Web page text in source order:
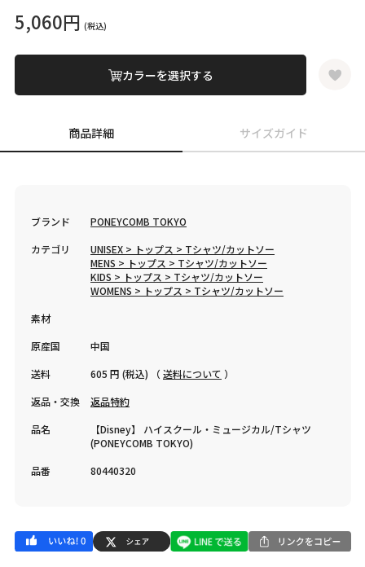
5,060円 (税込)
カラーを選択する
商品詳細 サイズガイド
ブランド
PONEYCOMB TOKYO
カテゴリ
UNISEX > トップス > Tシャツ/カットソー
MENS > トップス > Tシャツ/カットソー
KIDS > トップス > Tシャツ/カットソー
WOMENS > トップス > Tシャツ/カットソー
素材
原産国
中国
送料
605 円 (税込) （ 送料について ）
返品・交換
返品特約
品名
【Disney】 ハイスクール・ミュージカル/Tシャツ
(PONEYCOMB TOKYO)
品番
80440320